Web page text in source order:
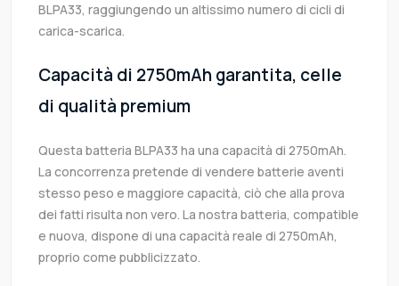
BLPA33, raggiungendo un altissimo numero di cicli di
carica-scarica.
Capacità di 2750mAh garantita, celle
di qualità premium
Questa batteria BLPA33 ha una capacità di 2750mAh.
La concorrenza pretende di vendere batterie aventi
stesso peso e maggiore capacità, ciò che alla prova
dei fatti risulta non vero. La nostra batteria, compatible
e nuova, dispone di una capacità reale di 2750mAh,
proprio come pubblicizzato.